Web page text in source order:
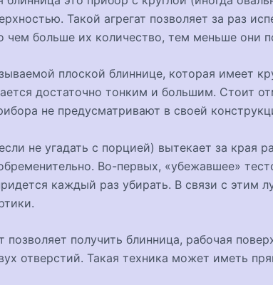
Такой агрегат позволяет за раз
чем больше их количество, тем меньше они
плоской блиннице, которая имеет
достаточно тонким и большим. Стоит
не предусматривают в своей
не угадать с порцией) вытекает за края
Во-первых, «убежавшее»
каждый раз убирать. В связи с этим
позволяет получить блинница, рабочая
отверстий. Такая техника может иметь